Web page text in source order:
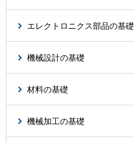
エレクトロニクス部品の基礎
機械設計の基礎
材料の基礎
機械加工の基礎